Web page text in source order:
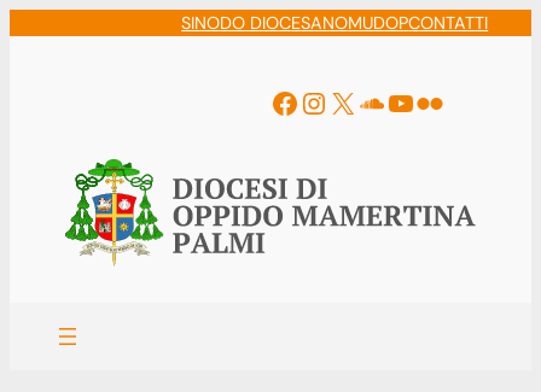
SINODO DIOCESANOMUDOPCONTATTI
Facebook
Instagram
X Soundcloud
YouTube
Flickr